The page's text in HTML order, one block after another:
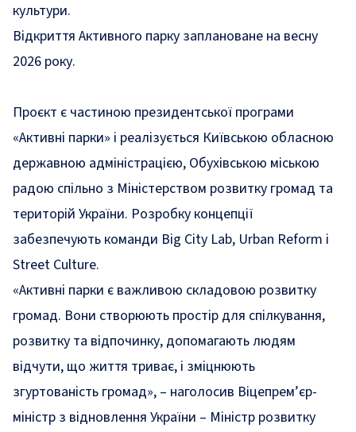
культури.
Відкриття Активного парку заплановане на весну
2026 року.
Проєкт є частиною президентської програми
«Активні парки» і реалізується Київською обласною
державною адміністрацією, Обухівською міською
радою спільно з Міністерством розвитку громад та
територій України. Розробку концепції
забезпечують команди Big City Lab, Urban Reform і
Street Culture.
«Активні парки є важливою складовою розвитку
громад. Вони створюють простір для спілкування,
розвитку та відпочинку, допомагають людям
відчути, що життя триває, і зміцнюють
згуртованість громад», – наголосив Віцепрем’єр-
міністр з відновлення України – Міністр розвитку